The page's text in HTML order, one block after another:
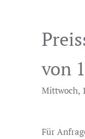
von
Mittwoch,
Für